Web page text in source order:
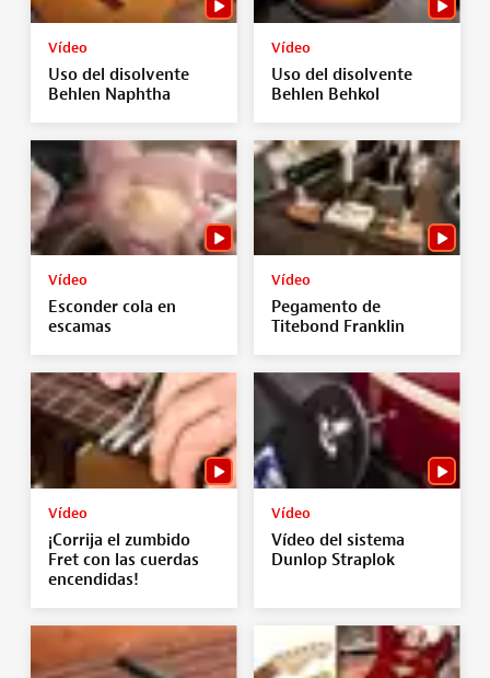
Vídeo
Uso del disolvente
Behlen Naphtha
Vídeo
Uso del disolvente
Behlen Behkol
Vídeo
Esconder cola en
escamas
Vídeo
Pegamento de
Titebond Franklin
Vídeo
¡Corrija el zumbido
Fret con las cuerdas
encendidas!
Vídeo
Vídeo del sistema
Dunlop Straplok